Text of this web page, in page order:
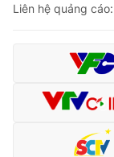
Liên hệ quảng cáo: